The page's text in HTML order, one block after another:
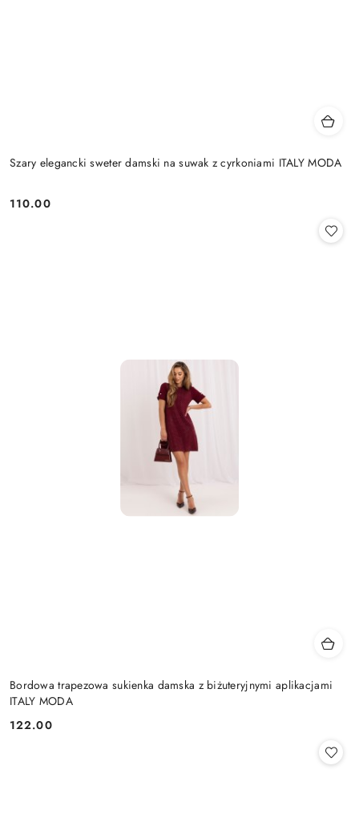
Szary elegancki sweter damski na suwak z cyrkoniami ITALY MODA
Cena:
110.00
Bordowa trapezowa sukienka damska z biżuteryjnymi aplikacjami
ITALY MODA
Cena:
122.00